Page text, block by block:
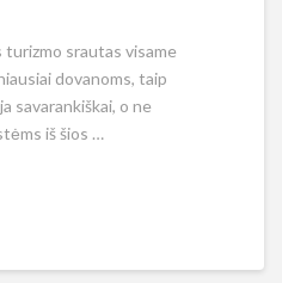
turizmo srautas visame
dovanoms, taip
savarankiškai, o ne
iš šios …